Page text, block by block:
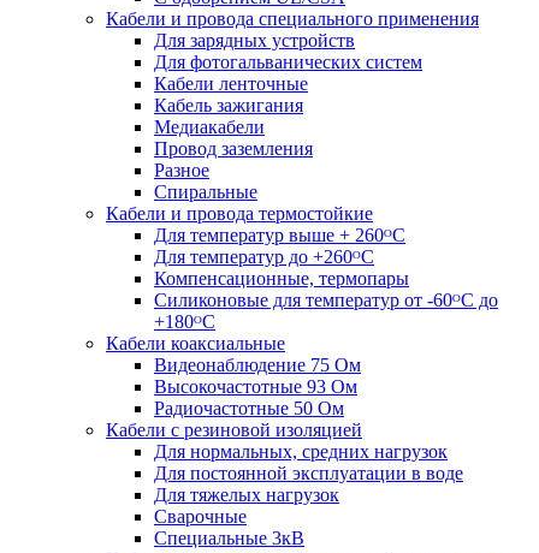
Кабели и провода специального применения
Для зарядных устройств
Для фотогальванических систем
Кабели ленточные
Кабель зажигания
Медиакабели
Провод заземления
Разное
Спиральные
Кабели и провода термостойкие
Для температур выше + 260ᴼС
Для температур до +260ᴼС
Компенсационные, термопары
Силиконовые для температур от -60ᴼC до
+180ᴼС
Кабели коаксиальные
Видеонаблюдение 75 Ом
Высокочастотные 93 Ом
Радиочастотные 50 Ом
Кабели с резиновой изоляцией
Для нормальных, средних нагрузок
Для постоянной эксплуатации в воде
Для тяжелых нагрузок
Сварочные
Специальные 3кВ